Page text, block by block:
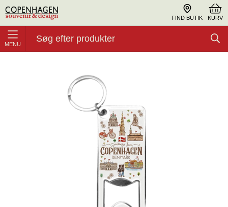
FIND BUTIK KURV
MENU